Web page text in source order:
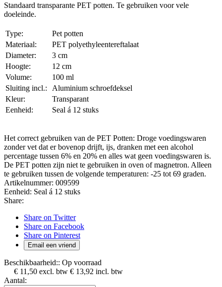
Standaard transparante PET potten. Te gebruiken voor vele
doeleinde.
Type:
Pet potten
Materiaal:
PET polyethyleentereftalaat
Diameter:
3 cm
Hoogte:
12 cm
Volume:
100 ml
Sluiting incl.:
Aluminium schroefdeksel
Kleur:
Transparant
Eenheid:
Seal á 12 stuks
Het correct gebruiken van de PET Potten: Droge voedingswaren
zonder vet dat er bovenop drijft, ijs, dranken met een alcohol
percentage tussen 6% en 20% en alles wat geen voedingswaren is.
De PET potten zijn niet te gebruiken in oven of magnetron. Alleen
te gebruiken tussen de volgende temperaturen: -25 tot 69 graden.
Artikelnummer: 009599
Eenheid: Seal á 12 stuks
Share:
Share on Twitter
Share on Facebook
Share on Pinterest
Email een vriend
Beschikbaarheid:: Op voorraad
€ 11,50 excl. btw € 13,92 incl. btw
Aantal: